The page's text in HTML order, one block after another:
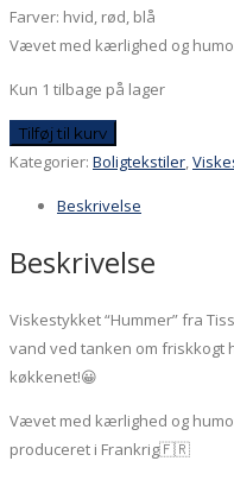
Farver: hvid, rød, blå
Vævet med kærlighed og
Kun 1 tilbage på lager
Viskestykke
-
Tilføj til kurv
Kategorier: Boligtekstiler
Beskrivelse
Beskrivelse
Viskestykket “Hummer” fra
vand ved tanken om friskkogt
køkkenet!😀
Vævet med kærlighed og
produceret i Frankrig🇫🇷